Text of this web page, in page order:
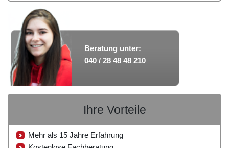
Beratung unter:
040 / 28 48 48 210
Ihre Vorteile
Mehr als 15 Jahre Erfahrung